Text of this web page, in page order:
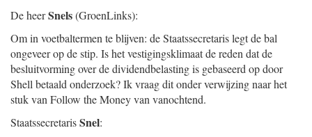
De heerSnels(GroenLinks):
Om in voetbaltermen te blijven: de Staatssecretaris legt de bal
ongeveer op de stip. Is het vestigingsklimaat de reden dat de
besluitvorming over de dividendbelasting is gebaseerd op door
Shell betaald onderzoek? Ik vraag dit onder verwijzing naar het
stuk van Follow the Money van vanochtend.
StaatssecretarisSnel: